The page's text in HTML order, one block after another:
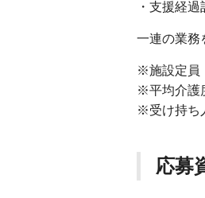
・支援経過
一連の業務
※施設定員
※平均介護
※受け持ち
応募